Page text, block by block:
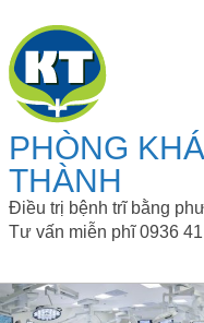
PHÒNG
THÀNH
Điều trị bệnh trĩ bằng
Tư vấn miễn phĩ 0936